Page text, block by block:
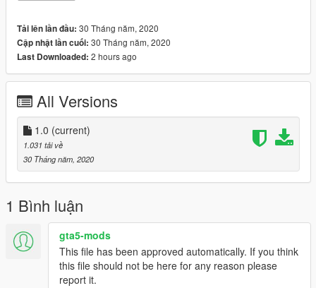
Tải lên lần đầu: 30 Tháng năm, 2020
Cập nhật lần cuối: 30 Tháng năm, 2020
Last Downloaded: 2 hours ago
All Versions
1.0 (current)
1.031 tải về
30 Tháng năm, 2020
1 Bình luận
gta5-mods
This file has been approved automatically. If you think
this file should not be here for any reason please
report it.